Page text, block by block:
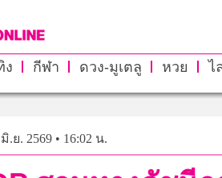
ง กีฬา ดวง-มูเตลู หวย ไ
.ย. 2569 • 16:02 น.